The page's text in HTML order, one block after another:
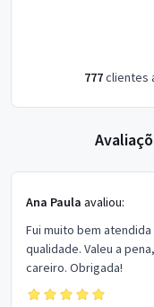
777clientes
Ana Paula avaliou:
Fui muito bem
qualidade. Valeu a
careiro. Obrigada!